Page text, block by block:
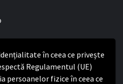
în ceea ce privește
Regulamentul (UE)
persoanelor fizice în ceea ce